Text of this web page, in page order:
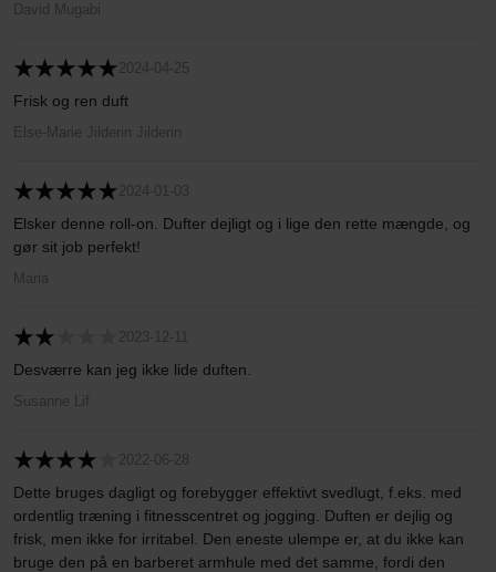
David Mugabi
2024-04-25
Frisk og ren duft
Else-Marie Jilderin Jilderin
2024-01-03
Elsker denne roll-on. Dufter dejligt og i lige den rette mængde, og
gør sit job perfekt!
Maria
2023-12-11
Desværre kan jeg ikke lide duften.
Susanne Lif
2022-06-28
Dette bruges dagligt og forebygger effektivt svedlugt, f.eks. med
ordentlig træning i fitnesscentret og jogging. Duften er dejlig og
frisk, men ikke for irritabel. Den eneste ulempe er, at du ikke kan
bruge den på en barberet armhule med det samme, fordi den